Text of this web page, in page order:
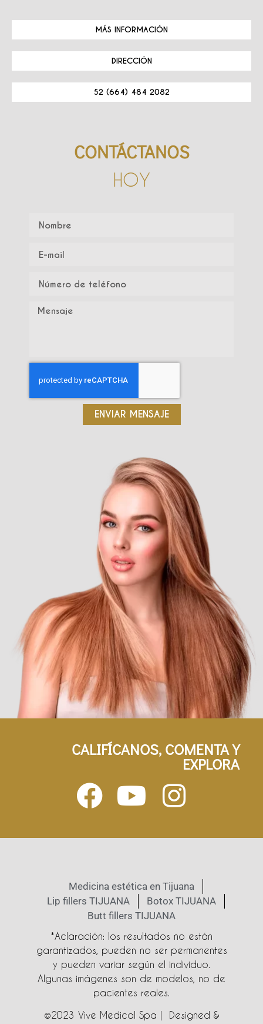
MÁS INFORMACIÓN
DIRECCIÓN
52 (664) 484 2082
CONTÁCTANOS
HOY
ENVIAR MENSAJE
CALIFÍCANOS, COMENTA Y
EXPLORA
Medicina estética en Tijuana
Lip fillers TIJUANA
Botox TIJUANA
Butt fillers TIJUANA
*Aclaración: los resultados no están
garantizados, pueden no ser permanentes
y pueden variar según el individuo.
Algunas imágenes son de modelos, no de
pacientes reales.
©2023 Vive Medical Spa | Designed &